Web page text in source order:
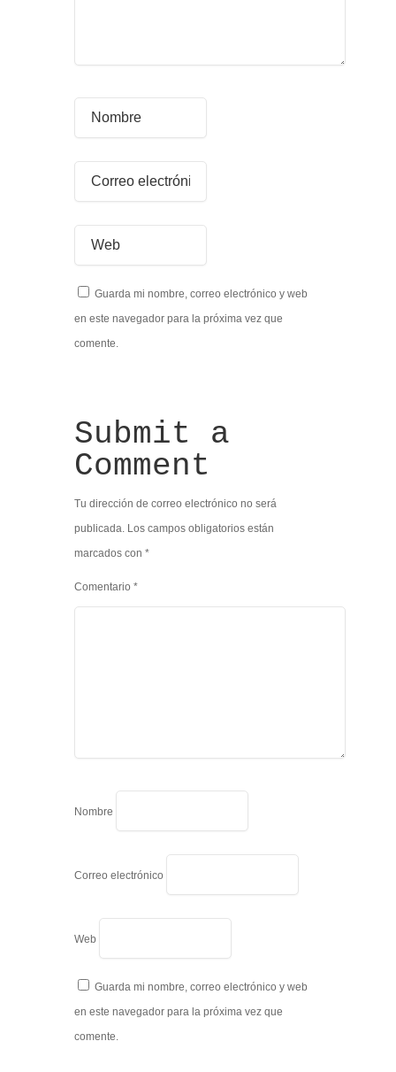
Guarda mi nombre, correo electrónico y web
en este navegador para la próxima vez que
comente.
Submit a
Comment
Tu dirección de correo electrónico no será
publicada. Los campos obligatorios están
marcados con *
Comentario *
Nombre
Correo electrónico
Web
Guarda mi nombre, correo electrónico y web
en este navegador para la próxima vez que
comente.